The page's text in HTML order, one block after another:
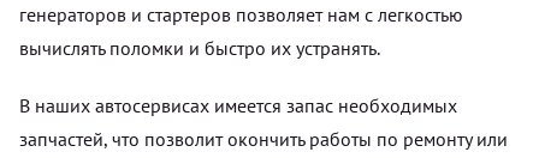
генераторов и стартеров позволяет нам с легкостью
вычислять поломки и быстро их устранять.
В наших автосервисах имеется запас необходимых
запчастей, что позволит окончить работы по ремонту или